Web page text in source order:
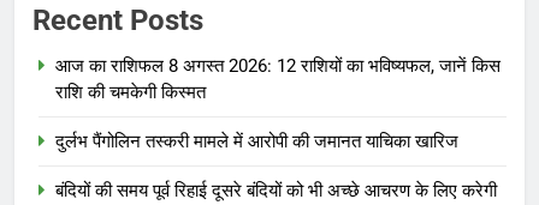
Recent Posts
आज का राशिफल 8 अगस्त 2026: 12 राशियों का भविष्यफल, जानें किस
राशि की चमकेगी किस्मत
दुर्लभ पैंगोलिन तस्करी मामले में आरोपी की जमानत याचिका खारिज
बंदियों की समय पूर्व रिहाई दूसरे बंदियों को भी अच्छे आचरण के लिए करेगी